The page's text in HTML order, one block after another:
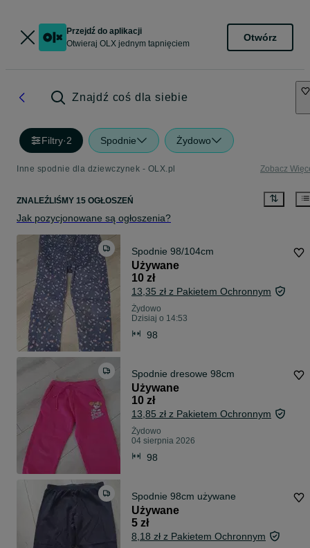
Przejdź do aplikacji
Otwieraj OLX jednym tapnięciem
Otwórz
Znajdź coś dla siebie
Filtry·2 Spodnie Żydowo
Inne spodnie dla dziewczynek - OLX.pl Zobacz
ZNALEŹLIŚMY 15 OGŁOSZEŃ
Jak pozycjonowane są ogłoszenia?
Spodnie 98/104cm
Używane
10 zł
13,35 zł z Pakietem Ochronnym
Żydowo
Dzisiaj o 14:53
98
Spodnie dresowe 98cm
Używane
10 zł
13,85 zł z Pakietem Ochronnym
Żydowo
04 sierpnia 2026
98
Spodnie 98cm używane
Używane
5 zł
8,18 zł z Pakietem Ochronnym